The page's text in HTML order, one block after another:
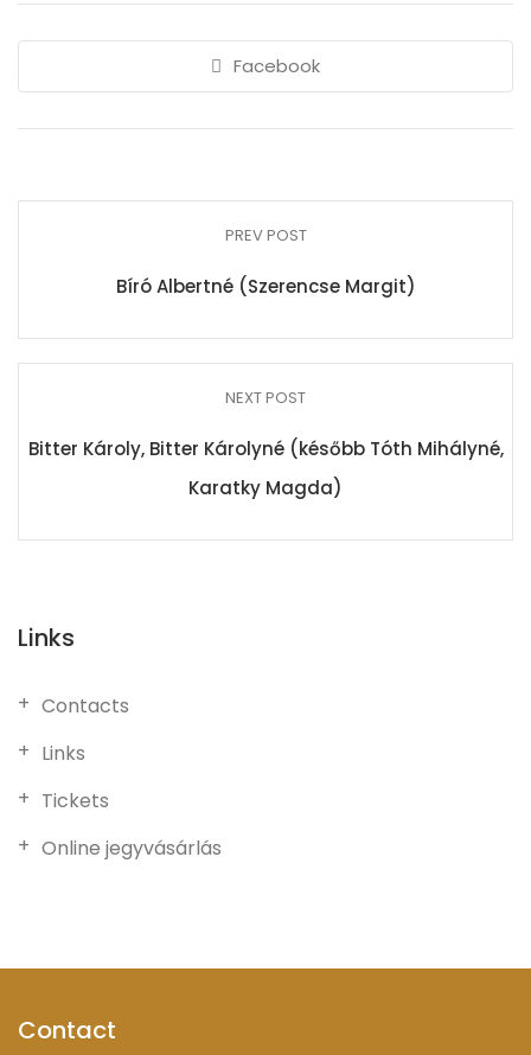
Facebook
PREV POST
Bíró Albertné (Szerencse Margit)
NEXT POST
Bitter Károly, Bitter Károlyné (később Tóth Mihályné,
Karatky Magda)
Links
Contacts
Links
Tickets
Online jegyvásárlás
Contact